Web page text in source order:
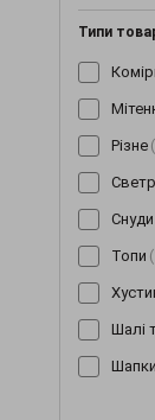
Типи
Різне
Снуди
Топи
Шалі
Шапки